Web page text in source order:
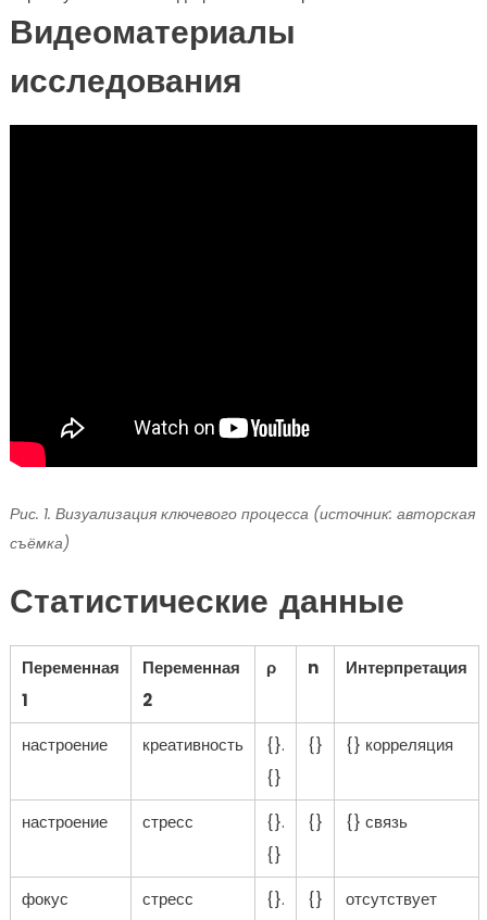
Видеоматериалы
исследования
Рис. 1. Визуализация ключевого процесса (источник: авторская
съёмка)
Статистические данные
Переменная
1
Переменная
2
ρ n Интерпретация
настроение креативность
{}.
{}
{} {} корреляция
настроение стресс
{}.
{}
{} {} связь
фокус стресс
{}.
{} отсутствует